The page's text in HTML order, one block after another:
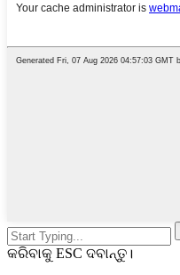
କରିବାକୁ ESC ଦବାନ୍ତୁ।